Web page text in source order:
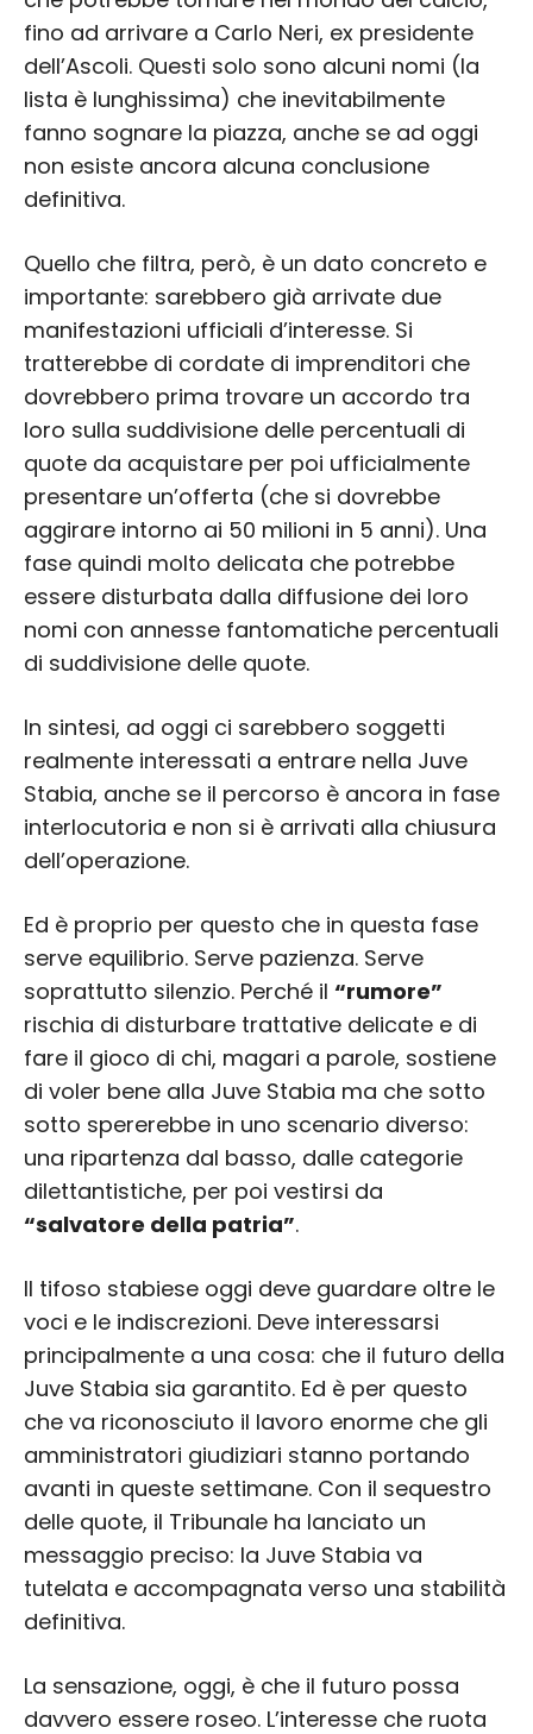
fino ad arrivare a Carlo Neri, ex presidente
dell’Ascoli. Questi solo sono alcuni nomi (la
lista è lunghissima) che inevitabilmente
fanno sognare la piazza, anche se ad oggi
non esiste ancora alcuna conclusione
definitiva.
Quello che filtra, però, è un dato concreto e
importante: sarebbero già arrivate due
manifestazioni ufficiali d’interesse. Si
tratterebbe di cordate di imprenditori che
dovrebbero prima trovare un accordo tra
loro sulla suddivisione delle percentuali di
quote da acquistare per poi ufficialmente
presentare un’offerta (che si dovrebbe
aggirare intorno ai 50 milioni in 5 anni). Una
fase quindi molto delicata che potrebbe
essere disturbata dalla diffusione dei loro
nomi con annesse fantomatiche percentuali
di suddivisione delle quote.
In sintesi, ad oggi ci sarebbero soggetti
realmente interessati a entrare nella Juve
Stabia, anche se il percorso è ancora in fase
interlocutoria e non si è arrivati alla chiusura
dell’operazione.
Ed è proprio per questo che in questa fase
serve equilibrio. Serve pazienza. Serve
soprattutto silenzio. Perché il “rumore”
rischia di disturbare trattative delicate e di
fare il gioco di chi, magari a parole, sostiene
di voler bene alla Juve Stabia ma che sotto
sotto spererebbe in uno scenario diverso:
una ripartenza dal basso, dalle categorie
dilettantistiche, per poi vestirsi da
“salvatore della patria”.
Il tifoso stabiese oggi deve guardare oltre le
voci e le indiscrezioni. Deve interessarsi
principalmente a una cosa: che il futuro della
Juve Stabia sia garantito. Ed è per questo
che va riconosciuto il lavoro enorme che gli
amministratori giudiziari stanno portando
avanti in queste settimane. Con il sequestro
delle quote, il Tribunale ha lanciato un
messaggio preciso: la Juve Stabia va
tutelata e accompagnata verso una stabilità
definitiva.
La sensazione, oggi, è che il futuro possa
davvero essere roseo. L’interesse che ruota